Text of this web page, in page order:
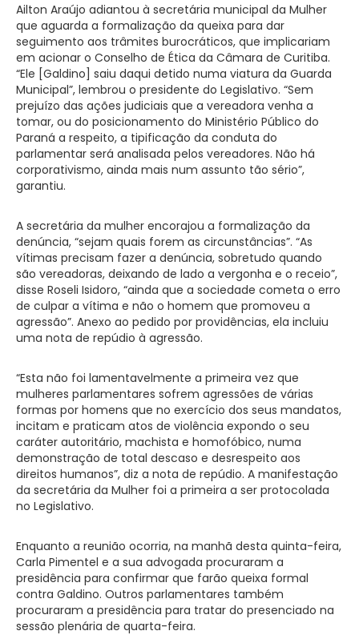
Ailton Araújo adiantou à secretária municipal da Mulher
que aguarda a formalização da queixa para dar
seguimento aos trâmites burocráticos, que implicariam
em acionar o Conselho de Ética da Câmara de Curitiba.
“Ele [Galdino] saiu daqui detido numa viatura da Guarda
Municipal”, lembrou o presidente do Legislativo. “Sem
prejuízo das ações judiciais que a vereadora venha a
tomar, ou do posicionamento do Ministério Público do
Paraná a respeito, a tipificação da conduta do
parlamentar será analisada pelos vereadores. Não há
corporativismo, ainda mais num assunto tão sério”,
garantiu.
A secretária da mulher encorajou a formalização da
denúncia, “sejam quais forem as circunstâncias”. “As
vítimas precisam fazer a denúncia, sobretudo quando
são vereadoras, deixando de lado a vergonha e o receio”,
disse Roseli Isidoro, “ainda que a sociedade cometa o erro
de culpar a vítima e não o homem que promoveu a
agressão”. Anexo ao pedido por providências, ela incluiu
uma nota de repúdio à agressão.
“Esta não foi lamentavelmente a primeira vez que
mulheres parlamentares sofrem agressões de várias
formas por homens que no exercício dos seus mandatos,
incitam e praticam atos de violência expondo o seu
caráter autoritário, machista e homofóbico, numa
demonstração de total descaso e desrespeito aos
direitos humanos”, diz a nota de repúdio. A manifestação
da secretária da Mulher foi a primeira a ser protocolada
no Legislativo.
Enquanto a reunião ocorria, na manhã desta quinta-feira,
Carla Pimentel e a sua advogada procuraram a
presidência para confirmar que farão queixa formal
contra Galdino. Outros parlamentares também
procuraram a presidência para tratar do presenciado na
sessão plenária de quarta-feira.